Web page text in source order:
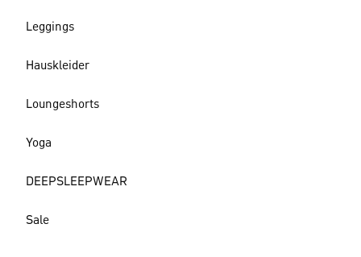
Leggings
Hauskleider
Loungeshorts
Yoga
DEEPSLEEPWEAR
Sale